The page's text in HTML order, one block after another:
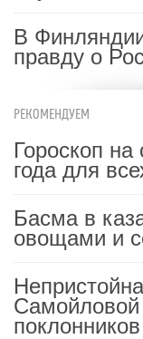
В
правду о
РЕКОМЕНДУЕМ
Гороскоп на
года для
Басма в
овощами и
Самойловой
поклонников